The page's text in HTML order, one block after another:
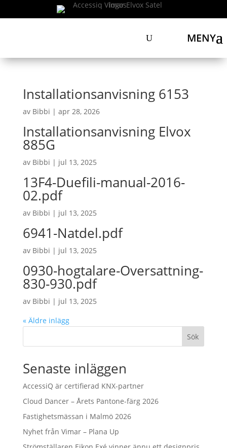
MENY
Installationsanvisning 6153
av Bibbi | apr 28, 2026
Installationsanvisning Elvox
885G
av Bibbi | jul 13, 2025
13F4-Duefili-manual-2016-
02.pdf
av Bibbi | jul 13, 2025
6941-Natdel.pdf
av Bibbi | jul 13, 2025
0930-hogtalare-Oversattning-
830-930.pdf
av Bibbi | jul 13, 2025
« Äldre inlägg
Sök
Senaste inläggen
AccessiQ är certifierad KNX-partner
Cloud Dancer – Årets Pantone-färg 2026
Fastighetsmässan i Malmö 2026
Nyhet från Vimar – Plana Up